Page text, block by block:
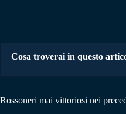
Cosa troverai in questo
Rossoneri mai vittoriosi nei